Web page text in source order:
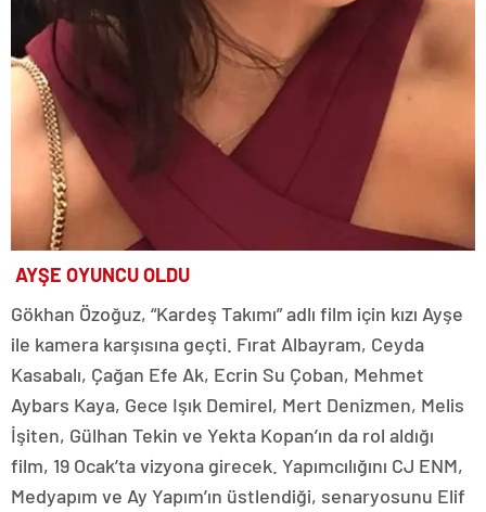
AYŞE OYUNCU OLDU
Gökhan Özoğuz, “Kardeş Takımı” adlı film için kızı Ayşe
ile kamera karşısına geçti. Fırat Albayram, Ceyda
Kasabalı, Çağan Efe Ak, Ecrin Su Çoban, Mehmet
Aybars Kaya, Gece Işık Demirel, Mert Denizmen, Melis
İşiten, Gülhan Tekin ve Yekta Kopan’ın da rol aldığı
film, 19 Ocak’ta vizyona girecek. Yapımcılığını CJ ENM,
Medyapım ve Ay Yapım’ın üstlendiği, senaryosunu Elif